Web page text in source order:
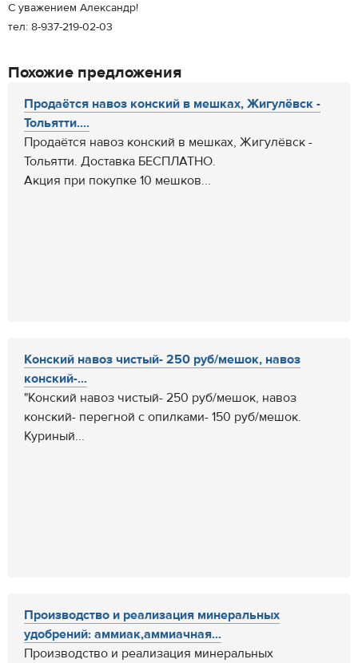
С уважением Александр!
тел: 8-937-219-02-03
Похожие предложения
Продаётся навоз конский в мешках, Жигулёвск -
Тольятти....
Продаётся навоз конский в мешках, Жигулёвск -
Тольятти. Доставка БЕСПЛАТНО.
Акция при покупке 10 мешков...
Конский навоз чистый- 250 руб/мешок, навоз
конский-...
"Конский навоз чистый- 250 руб/мешок, навоз
конский- перегной с опилками- 150 руб/мешок.
Куриный...
Производство и реализация минеральных
удобрений: аммиак,аммиачная...
Производство и реализация минеральных